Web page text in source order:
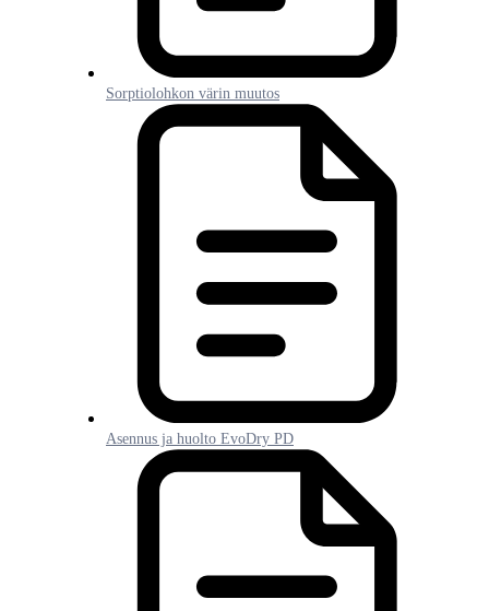
Sorptiolohkon värin muutos
Asennus ja huolto EvoDry PD